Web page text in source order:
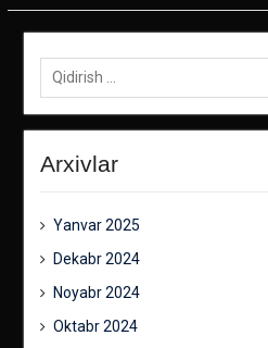
Qidirish:
Arxivlar
Yanvar 2025
Dekabr 2024
Noyabr 2024
Oktabr 2024